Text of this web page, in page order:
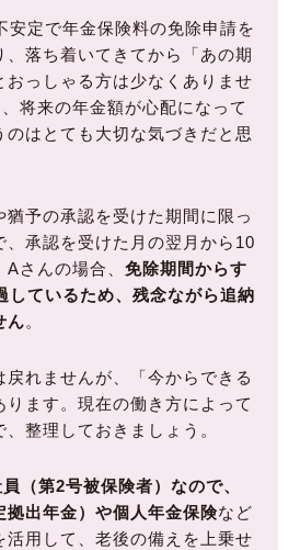
安定で年金保険料の免除申請を
、落ち着いてきてから「あの期
おっしゃる方は少なくありませ
将来の年金額が心配になって
のはとても大切な気づきだと思
予の承認を受けた期間に限っ
、承認を受けた月の翌月から10
さんの場合、 免除期間からす
しているため、残念ながら追納
ん。
れませんが、「今からできる
ります。現在の働き方によって
整理しておきましょう。
（第2号被保険者）なので、
出年金）や個人年金保険など
活用して、老後の備えを上乗せ